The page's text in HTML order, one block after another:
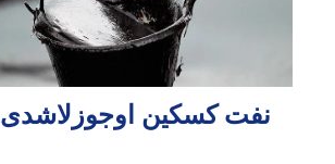
نفت کسکین اوجوزلاشدی